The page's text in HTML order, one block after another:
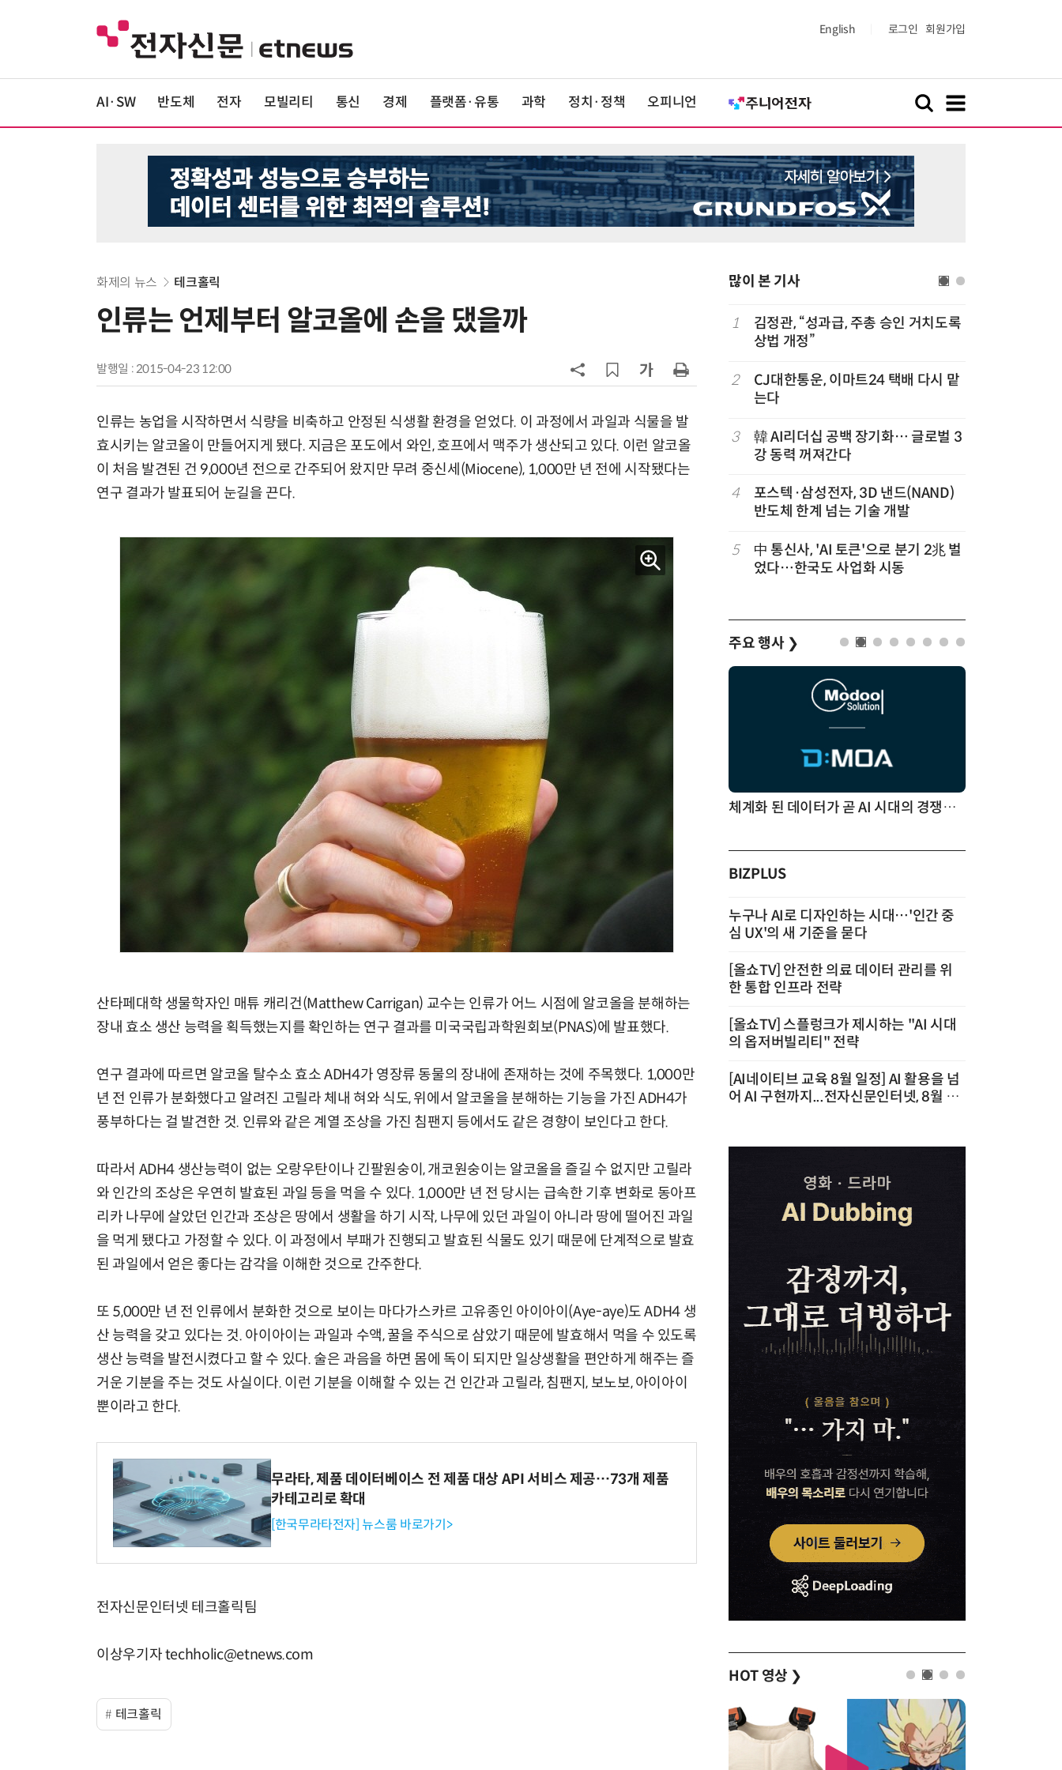
English 로그인 회원가입
AI·SW 반도체 전자 모빌리티 통신 경제 플랫폼·유통 과학 정치·정책 오피니언
화제의 뉴스 테크홀릭
인류는 언제부터 알코올에 손을 댔을까
발행일 : 2015-04-23 12:00
인류는 농업을 시작하면서 식량을 비축하고 안정된 식생활 환경을 얻었다. 이 과정에서 과일과 식물을 발
효시키는 알코올이 만들어지게 됐다. 지금은 포도에서 와인, 호프에서 맥주가 생산되고 있다. 이런 알코올
이 처음 발견된 건 9,000년 전으로 간주되어 왔지만 무려 중신세(Miocene), 1,000만 년 전에 시작됐다는
연구 결과가 발표되어 눈길을 끈다.
산타페대학 생물학자인 매튜 캐리건(Matthew Carrigan) 교수는 인류가 어느 시점에 알코올을 분해하는
장내 효소 생산 능력을 획득했는지를 확인하는 연구 결과를 미국국립과학원회보(PNAS)에 발표했다.
연구 결과에 따르면 알코올 탈수소 효소 ADH4가 영장류 동물의 장내에 존재하는 것에 주목했다. 1,000만
년 전 인류가 분화했다고 알려진 고릴라 체내 혀와 식도, 위에서 알코올을 분해하는 기능을 가진 ADH4가
풍부하다는 걸 발견한 것. 인류와 같은 계열 조상을 가진 침팬지 등에서도 같은 경향이 보인다고 한다.
따라서 ADH4 생산능력이 없는 오랑우탄이나 긴팔원숭이, 개코원숭이는 알코올을 즐길 수 없지만 고릴라
와 인간의 조상은 우연히 발효된 과일 등을 먹을 수 있다. 1,000만 년 전 당시는 급속한 기후 변화로 동아프
리카 나무에 살았던 인간과 조상은 땅에서 생활을 하기 시작, 나무에 있던 과일이 아니라 땅에 떨어진 과일
을 먹게 됐다고 가정할 수 있다. 이 과정에서 부패가 진행되고 발효된 식물도 있기 때문에 단계적으로 발효
된 과일에서 얻은 좋다는 감각을 이해한 것으로 간주한다.
또 5,000만 년 전 인류에서 분화한 것으로 보이는 마다가스카르 고유종인 아이아이(Aye-aye)도 ADH4 생
산 능력을 갖고 있다는 것. 아이아이는 과일과 수액, 꿀을 주식으로 삼았기 때문에 발효해서 먹을 수 있도록
생산 능력을 발전시켰다고 할 수 있다. 술은 과음을 하면 몸에 독이 되지만 일상생활을 편안하게 해주는 즐
거운 기분을 주는 것도 사실이다. 이런 기분을 이해할 수 있는 건 인간과 고릴라, 침팬지, 보노보, 아이아이
뿐이라고 한다.
무라타, 제품 데이터베이스 전 제품 대상 API 서비스 제공…73개 제품
카테고리로 확대
[한국무라타전자] 뉴스룸 바로가기>
전자신문인터넷 테크홀릭팀
이상우기자 techholic@etnews.com
테크홀릭
많이 본 기사
6
[신차 드라이브] BYD, PHEV '씨라이
호남권 반도체 유례없는 '속도전'…
'2030년 6월 양산' 목표
8
1000원 커피·45㎝ 피자…트레이
더스 'T-카페', 이마트 첫 입점
오픈AI 첫 AI 기기 윤곽…'도넛 모
양'에 가격은 300~400달러
1
김정관, “성과급, 주총 승인 거치도록
상법 개정”
2
CJ대한통운, 이마트24 택배 다시 맡
는다
3
韓 AI리더십 공백 장기화… 글로벌 3
강 동력 꺼져간다
4
포스텍·삼성전자, 3D 낸드(NAND)
반도체 한계 넘는 기술 개발
5
中 통신사, 'AI 토큰'으로 분기 2兆 벌
었다…한국도 사업화 시동
주요 행사 ❯
체계화 된 데이터가 곧 AI 시대의 경쟁력이다
BIZPLUS
누구나 AI로 디자인하는 시대…'인간 중
심 UX'의 새 기준을 묻다
[올쇼TV] 안전한 의료 데이터 관리를 위
한 통합 인프라 전략
[올쇼TV] 스플렁크가 제시하는 "AI 시대
의 옵저버빌리티" 전략
[AI네이티브 교육 8월 일정] AI 활용을 넘
어 AI 구현까지...전자신문인터넷, 8월 실
HOT 영상 ❯